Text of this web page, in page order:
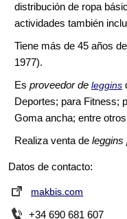
distribución de ropa
actividades también
Tiene más de 45 años
1977).
Es proveedor de leggins
Deportes; para Fitness;
Goma ancha; entre
Realiza venta de leggins
Datos de contacto:
makbis.com
+34 690 681 607